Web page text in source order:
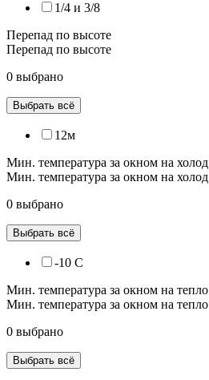
1/4 и 3/8
Перепад по высоте
Перепад по высоте
0 выбрано
Выбрать всё
12м
Мин. температура за окном на холод
Мин. температура за окном на холод
0 выбрано
Выбрать всё
-10 С
Мин. температура за окном на тепло
Мин. температура за окном на тепло
0 выбрано
Выбрать всё